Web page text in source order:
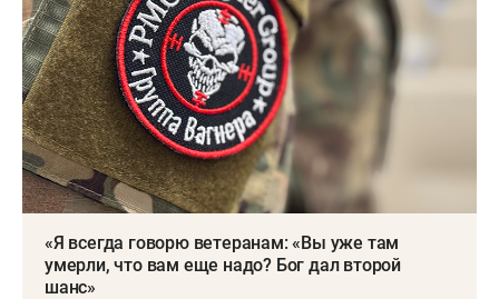
«Я всегда говорю ветеранам: «Вы уже там
умерли, что вам еще надо? Бог дал второй
шанс»